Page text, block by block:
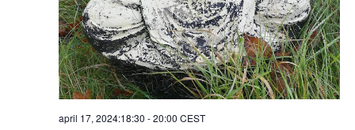
april 17, 2024:18:30 -20:00 CEST